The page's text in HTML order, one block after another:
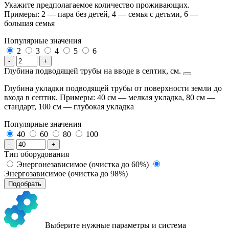
Укажите предполагаемое количество проживающих.
Примеры: 2 — пара без детей, 4 — семья с детьми, 6 —
большая семья
Популярные значения
2
3 4 5 6
- +
Глубина подводящей трубы на вводе в септик, см.
Глубина укладки подводящей трубы от поверхности земли до
входа в септик. Примеры: 40 см — мелкая укладка, 80 см —
стандарт, 100 см — глубокая укладка
Популярные значения
40
60 80 100
- +
Тип оборудования
Энергонезависимое (очистка до 60%)
Энергозависимое (очистка до 98%)
Подобрать
Выберите нужные параметры и система